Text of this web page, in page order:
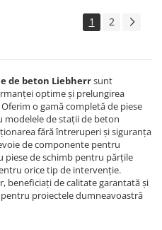
1 2
de beton Liebherrsunt
optime și prelungirea
o gamă completă de piese
modelele de stații de beton
fără întreruperi și siguranța
de componente pentru
piese de schimb pentru părțile
orice tip de intervenție.
beneficiați de calitate garantată și
proiectele dumneavoastră